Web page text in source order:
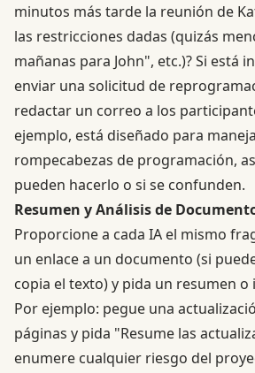
minutos más tarde la reunión de
las restricciones dadas (quizás
mañanas para John", etc.)? Si está
enviar una solicitud de
redactar un correo a los
ejemplo, está diseñado para
rompecabezas de programación,
pueden hacerlo o si se confunden.
Resumen y Análisis de
Proporcione a cada IA el mismo
un enlace a un documento (si
copia el texto) y pida un resumen o
Por ejemplo: pegue una
páginas y pida "Resume las
enumere cualquier riesgo del